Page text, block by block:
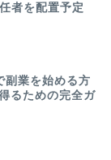
者を配置予定
業を始める方
るための完全ガ